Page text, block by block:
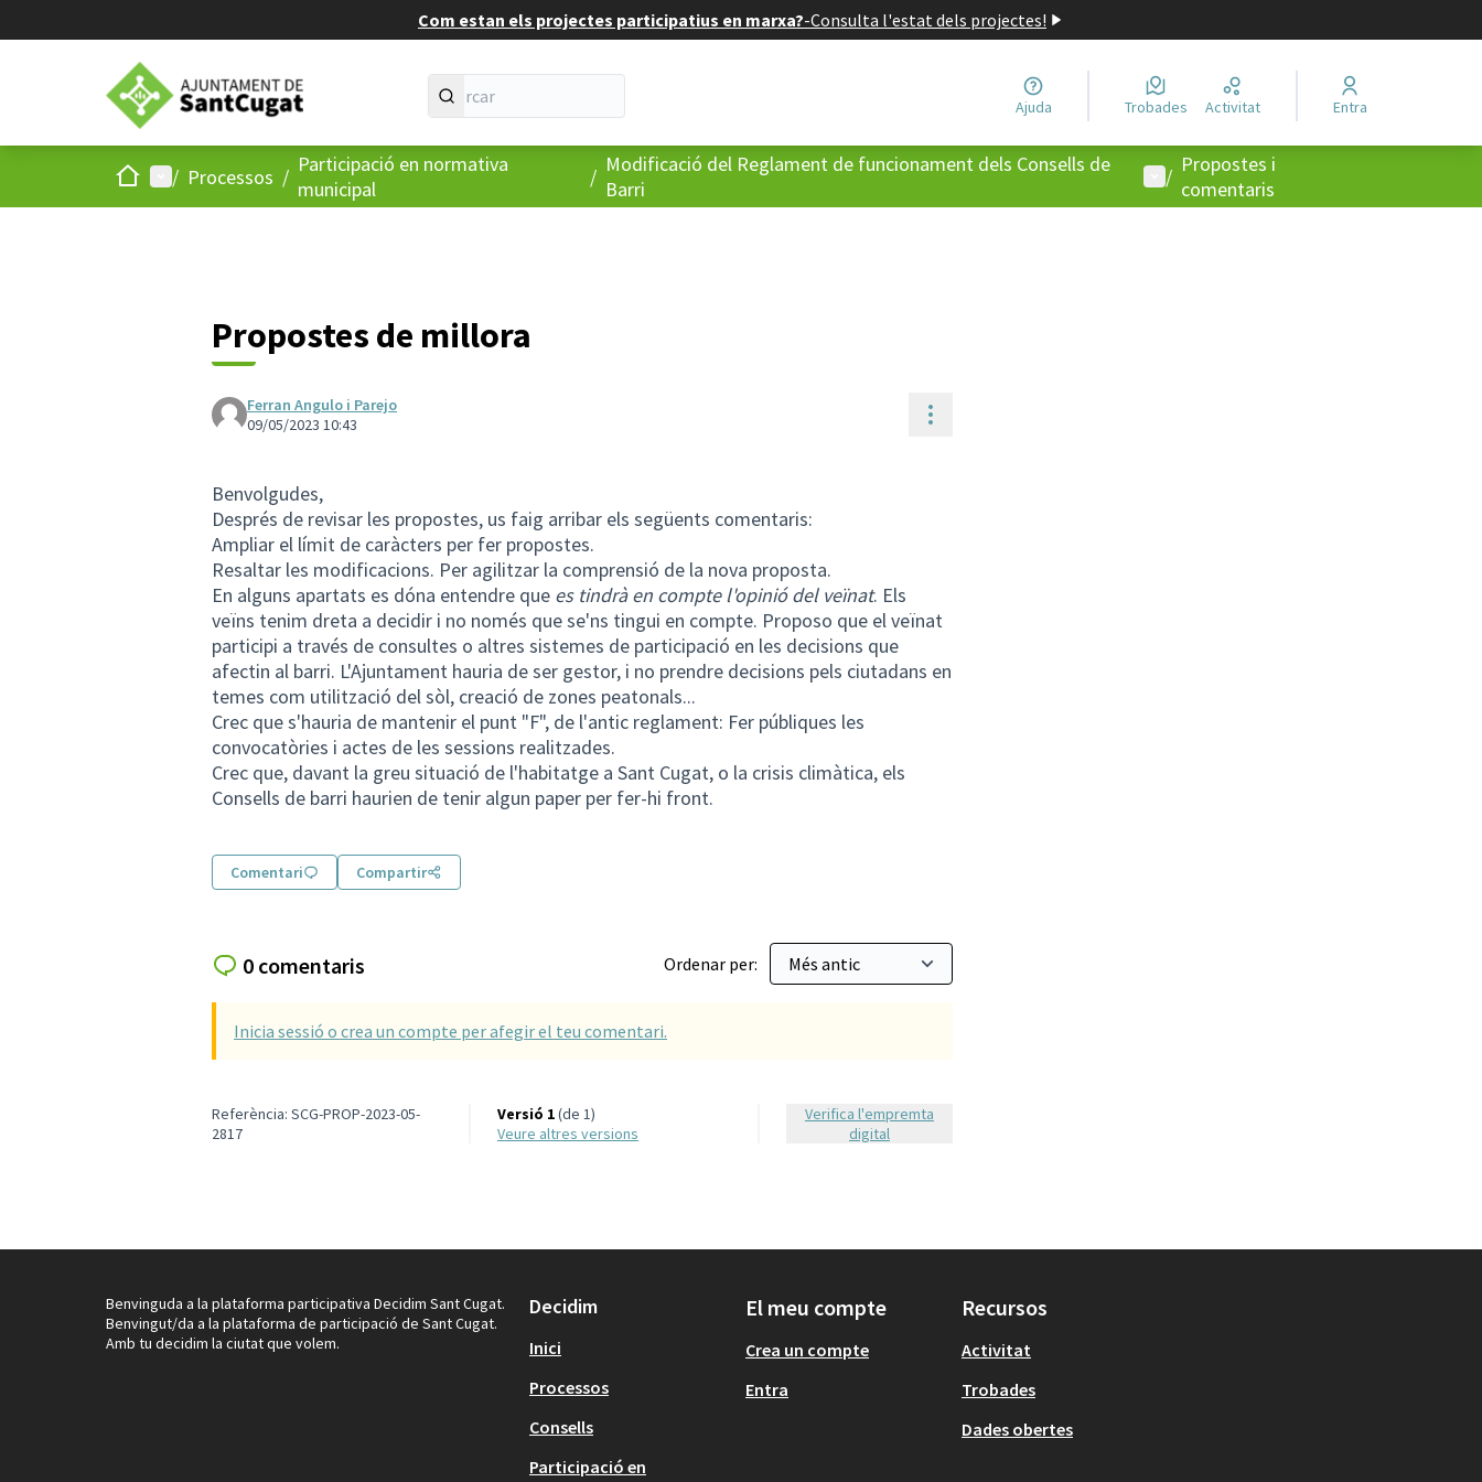
Com estan els projectes participatius en marxa?-Consulta l'estat dels projectes!
Ajuda Trobades Activitat Entra
Inici Menú principal
/ Processos / Participació en normativa
municipal
/ Modificació del Reglament de funcionament dels Consells de
Barri
Menú d'usuari
/ Propostes i
comentaris
Propostes de millora
Ferran Angulo i Parejo
09/05/2023 10:43
Controls de recursos
Benvolgudes,
Després de revisar les propostes, us faig arribar els següents comentaris:
Ampliar el límit de caràcters per fer propostes.
Resaltar les modificacions. Per agilitzar la comprensió de la nova proposta.
En alguns apartats es dóna entendre que es tindrà en compte l'opinió del veïnat. Els
veïns tenim dreta a decidir i no només que se'ns tingui en compte. Proposo que el veïnat
participi a través de consultes o altres sistemes de participació en les decisions que
afectin al barri. L'Ajuntament hauria de ser gestor, i no prendre decisions pels ciutadans en
temes com utilització del sòl, creació de zones peatonals...
Crec que s'hauria de mantenir el punt "F", de l'antic reglament: Fer públiques les
convocatòries i actes de les sessions realitzades.
Crec que, davant la greu situació de l'habitatge a Sant Cugat, o la crisis climàtica, els
Consells de barri haurien de tenir algun paper per fer-hi front.
Comentari Compartir
0 comentaris Ordenar per:
Inicia sessió o crea un compte per afegir el teu comentari.
Referència: SCG-PROP-2023-05-
2817
Versió 1(de 1)
veure altres versions
Verifica l'empremta
digital
Benvinguda a la plataforma participativa Decidim Sant Cugat.
Benvingut/da a la plataforma de participació de Sant Cugat.
Amb tu decidim la ciutat que volem.
Decidim
Inici
Processos
Consells
Participació en
El meu compte
Crea un compte
Entra
Recursos
Activitat
Trobades
Dades obertes